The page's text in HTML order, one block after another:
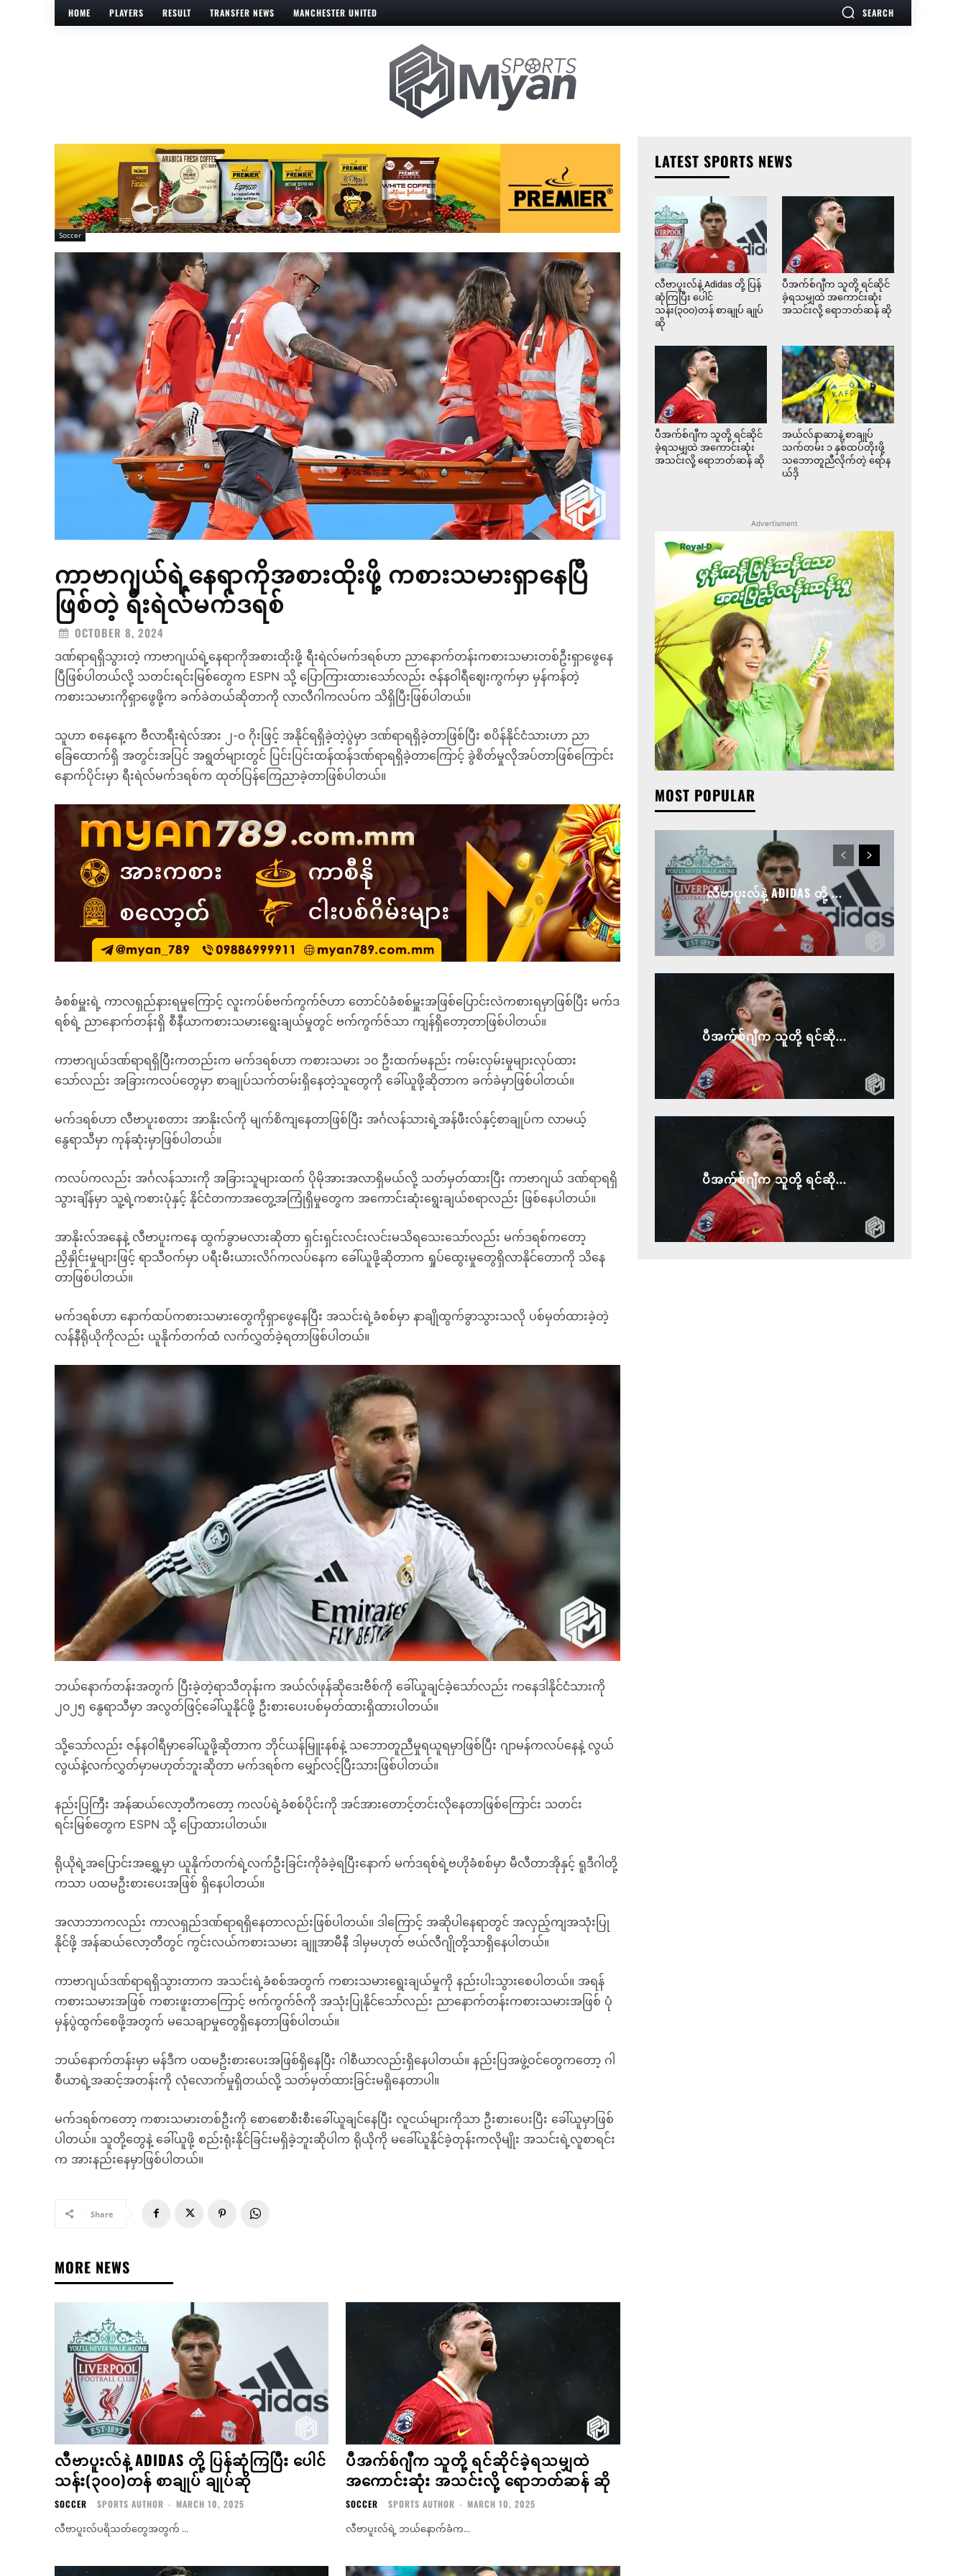
HOME PLAYERS RESULT TRANSFER NEWS MANCHESTER UNITED SEARCH
Soccer
ကာဗာဂျယ်ရဲ့နေရာကိုအစားထိုးဖို့ ကစားသမားရှာနေပြီ
ဖြစ်တဲ့ ရီးရဲလ်မက်ဒရစ်
OCTOBER 8, 2024
ဒဏ်ရာရရှိသွားတဲ့ ကာဗာဂျယ်ရဲ့နေရာကိုအစားထိုးဖို့ ရီးရဲလ်မက်ဒရစ်ဟာ ညာနောက်တန်းကစားသမားတစ်ဦးရှာဖွေနေ
ပြီဖြစ်ပါတယ်လို့ သတင်းရင်းမြစ်တွေက ESPN သို့ ပြောကြားထားသော်လည်း ဇန်နဝါရီဈေးကွက်မှာ မှန်ကန်တဲ့
ကစားသမားကိုရှာဖွေဖို့က ခက်ခဲတယ်ဆိုတာကို လာလီဂါကလပ်က သိရှိပြီးဖြစ်ပါတယ်။
သူဟာ စနေနေ့က ဗီလာရီးရဲလ်အား ၂-၀ ဂိုးဖြင့် အနိုင်ရရှိခဲ့တဲ့ပွဲမှာ ဒဏ်ရာရရှိခဲ့တာဖြစ်ပြီး စပိန်နိုင်ငံသားဟာ ညာ
ခြေထောက်ရှိ အတွင်းအပြင် အရွတ်များတွင် ပြင်းပြင်းထန်ထန်ဒဏ်ရာရရှိခဲ့တာကြောင့် ခွဲစိတ်မှုလိုအပ်တာဖြစ်ကြောင်း
နောက်ပိုင်းမှာ ရီးရဲလ်မက်ဒရစ်က ထုတ်ပြန်ကြေညာခဲ့တာဖြစ်ပါတယ်။
ခံစစ်မှူးရဲ့ ကာလရှည်နားရမှုကြောင့် လူးကပ်စ်ဗက်ကွက်ဇ်ဟာ တောင်ပံခံစစ်မှူးအဖြစ်ပြောင်းလဲကစားရမှာဖြစ်ပြီး မက်ဒ
ရစ်ရဲ့ ညာနောက်တန်းရှိ စီနီယာကစားသမားရွေးချယ်မှုတွင် ဗက်ကွက်ဇ်သာ ကျန်ရှိတော့တာဖြစ်ပါတယ်။
ကာဗာဂျယ်ဒဏ်ရာရရှိပြီးကတည်းက မက်ဒရစ်ဟာ ကစားသမား ၁၀ ဦးထက်မနည်း ကမ်းလှမ်းမှုများလုပ်ထား
သော်လည်း အခြားကလပ်တွေမှာ စာချုပ်သက်တမ်းရှိနေတဲ့သူတွေကို ခေါ်ယူဖို့ဆိုတာက ခက်ခဲမှာဖြစ်ပါတယ်။
မက်ဒရစ်ဟာ လီဗာပူးစတား အာနိုးလ်ကို မျက်စိကျနေတာဖြစ်ပြီး အင်္ဂလန်သားရဲ့အန်ဖီးလ်နှင့်စာချုပ်က လာမယ့်
နွေရာသီမှာ ကုန်ဆုံးမှာဖြစ်ပါတယ်။
ကလပ်ကလည်း အင်္ဂလန်သားကို အခြားသူများထက် ပိုမိုအားအလာရှိမယ်လို့ သတ်မှတ်ထားပြီး ကာဗာဂျယ် ဒဏ်ရာရရှိ
သွားချိန်မှာ သူ့ရဲ့ကစားပုံနှင့် နိုင်ငံတကာအတွေ့အကြုံရှိမှုတွေက အကောင်းဆုံးရွေးချယ်စရာလည်း ဖြစ်နေပါတယ်။
အာနိုးလ်အနေနဲ့ လီဗာပူးကနေ ထွက်ခွာမလားဆိုတာ ရှင်းရှင်းလင်းလင်းမသိရသေးသော်လည်း မက်ဒရစ်ကတော့
ညှိနှိုင်းမှုများဖြင့် ရာသီဝက်မှာ ပရီးမီးယားလိဂ်ကလပ်နေက ခေါ်ယူဖို့ဆိုတာက ရှုပ်ထွေးမှုတွေရှိလာနိုင်တောကို သိနေ
တာဖြစ်ပါတယ်။
မက်ဒရစ်ဟာ နောက်ထပ်ကစားသမားတွေကိုရှာဖွေနေပြီး အသင်းရဲ့ခံစစ်မှာ နာချိုထွက်ခွာသွားသလို ပစ်မှတ်ထားခဲ့တဲ့
လန်နီရိုယိုကိုလည်း ယူနိုက်တက်ထံ လက်လွှတ်ခဲ့ရတာဖြစ်ပါတယ်။
ဘယ်နောက်တန်းအတွက် ပြီးခဲ့တဲ့ရာသီတုန်းက အယ်လ်ဖုန်ဆိုဒေးဗီစ်ကို ခေါ်ယူချင်ခဲ့သော်လည်း ကနေဒါနိုင်ငံသားကို
၂၀၂၅ နွေရာသီမှာ အလွတ်ဖြင့်ခေါ်ယူနိုင်ဖို့ ဦးစားပေးပစ်မှတ်ထားရှိထားပါတယ်။
သို့သော်လည်း ဇန်နဝါရီမှာခေါ်ယူဖို့ဆိုတာက ဘိုင်ယန်မြူးနစ်နဲ့ သဘောတူညီမှုရယူရမှာဖြစ်ပြီး ဂျာမန်ကလပ်နေနဲ့ လွယ်
လွယ်နဲ့လက်လွှတ်မှာမဟုတ်ဘူးဆိုတာ မက်ဒရစ်က မျှော်လင့်ပြီးသားဖြစ်ပါတယ်။
နည်းပြကြီး အန်ဆယ်လော့တီကတော့ ကလပ်ရဲ့ခံစစ်ပိုင်းကို အင်အားတောင့်တင်းလိုနေတာဖြစ်ကြောင်း သတင်း
ရင်းမြစ်တွေက ESPN သို့ ပြောထားပါတယ်။
ရိုယိုရဲ့အပြောင်းအရွှေ့မှာ ယူနိုက်တက်ရဲ့လက်ဦးခြင်းကိုခံခဲ့ရပြီးနောက် မက်ဒရစ်ရဲ့ဗဟိုခံစစ်မှာ မီလီတာအိုနှင့် ရူဒီဂါတို့
ကသာ ပထမဦးစားပေးအဖြစ် ရှိနေပါတယ်။
အလာဘာကလည်း ကာလရှည်ဒဏ်ရာရရှိနေတာလည်းဖြစ်ပါတယ်။ ဒါကြောင့် အဆိုပါနေရာတွင် အလှည့်ကျအသုံးပြု
နိုင်ဖို့ အန်ဆယ်လော့တီတွင် ကွင်းလယ်ကစားသမား ချူအာမီနီ ဒါမှမဟုတ် ဗယ်လီဂျိုတို့သာရှိနေပါတယ်။
ကာဗာဂျယ်ဒဏ်ရာရရှိသွားတာက အသင်းရဲ့ခံစစ်အတွက် ကစားသမားရွေးချယ်မှုကို နည်းပါးသွားစေပါတယ်။ အရန်
ကစားသမားအဖြစ် ကစားဖူးတာကြောင့် ဗက်ကွက်ဇ်ကို အသုံးပြုနိုင်သော်လည်း ညာနောက်တန်းကစားသမားအဖြစ် ပုံ
မှန်ပွဲထွက်စေဖို့အတွက် မသေချာမှုတွေရှိနေတာဖြစ်ပါတယ်။
ဘယ်နောက်တန်းမှာ မန်ဒီက ပထမဦးစားပေးအဖြစ်ရှိနေပြီး ဂါစီယာလည်းရှိနေပါတယ်။ နည်းပြအဖွဲ့ဝင်တွေကတော့ ဂါ
စီယာရဲ့အဆင့်အတန်းကို လုံလောက်မှုရှိတယ်လို့ သတ်မှတ်ထားခြင်းမရှိနေတာပါ။
မက်ဒရစ်ကတော့ ကစားသမားတစ်ဦးကို စောစောစီးစီးခေါ်ယူချင်နေပြီး လူငယ်များကိုသာ ဦးစားပေးပြီး ခေါ်ယူမှာဖြစ်
ပါတယ်။ သူတို့တွေနဲ့ ခေါ်ယူဖို့ စည်းရုံးနိုင်ခြင်းမရှိခဲ့ဘူးဆိုပါက ရိုယိုကို မခေါ်ယူနိုင်ခဲ့တုန်းကလိုမျိုး အသင်းရဲ့လူစာရင်း
က အားနည်းနေမှာဖြစ်ပါတယ်။
Share
MORE NEWS
လီဗာပူးလ်နဲ့ ADIDAS တို့ ပြန်ဆုံကြပြီး ပေါင်
သန်း(၃၀၀)တန် စာချုပ် ချုပ်ဆို
SOCCER SPORTS AUTHOR - MARCH 10, 2025
လီဗာပူးလ်ပရိသတ်တွေအတွက် ...
ပီအက်စ်ဂျီက သူတို့ ရင်ဆိုင်ခဲ့ရသမျှထဲ
အကောင်းဆုံး အသင်းလို့ ရောဘတ်ဆန် ဆို
SOCCER SPORTS AUTHOR - MARCH 10, 2025
လီဗာပူးလ်ရဲ့ ဘယ်နောက်ခံက...
LATEST SPORTS NEWS
လီဗာပူးလ်နဲ့ Adidas တို့ ပြန်
ဆုံကြပြီး ပေါင်
သန်း(၃၀၀)တန် စာချုပ် ချုပ်
ဆို
ပီအက်စ်ဂျီက သူတို့ ရင်ဆိုင်
ခဲ့ရသမျှထဲ အကောင်းဆုံး
အသင်းလို့ ရောဘတ်ဆန် ဆို
ပီအက်စ်ဂျီက သူတို့ ရင်ဆိုင်
ခဲ့ရသမျှထဲ အကောင်းဆုံး
အသင်းလို့ ရောဘတ်ဆန် ဆို
အယ်လ်နာဆာနဲ့ စာချုပ်
သက်တမ်း ၁ နှစ်ထပ်တိုးဖို့
သဘောတူညီလိုက်တဲ့ ရော်န
ယ်ဒို
Advertisment
MOST POPULAR
လီဗာပူးလ်နဲ့ ADIDAS တို့ ...
ပီအက်စ်ဂျီက သူတို့ ရင်ဆို...
ပီအက်စ်ဂျီက သူတို့ ရင်ဆို...